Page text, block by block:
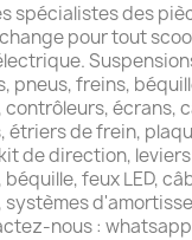
spécialistes des
pour tout
pneus, freins,
écrans,
étriers de frein,
de direction,
feux LED,
nous :